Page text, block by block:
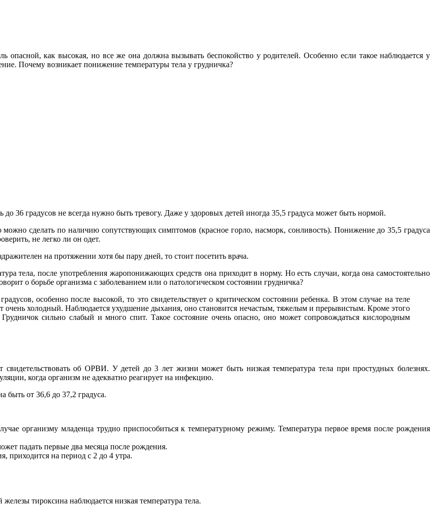
опасной, как высокая, но все же она должна вызывать беспокойство у родителей. Особенно если такое наблюдается у
Почему возникает понижение температуры тела у грудничка?
до 36 градусов не всегда нужно быть тревогу. Даже у здоровых детей иногда 35,5 градуса может быть нормой.
сделать по наличию сопутствующих симптомов (красное горло, насморк, сонливость). Понижение до 35,5 градуса
не легко ли он одет.
на протяжении хотя бы пару дней, то стоит посетить врача.
тела, после употребления жаропонижающих средств она приходит в норму. Но есть случаи, когда она самостоятельно
о борьбе организма с заболеванием или о патологическом состоянии грудничка?
особенно после высокой, то это свидетельствует о критическом состоянии ребенка. В этом случае на теле
очень холодный. Наблюдается ухудшение дыхания, оно становится нечастым, тяжелым и прерывистым. Кроме этого
сильно слабый и много спит. Такое состояние очень опасно, оно может сопровождаться кислородным
об ОРВИ. У детей до 3 лет жизни может быть низкая температура тела при простудных болезнях.
когда организм не адекватно реагирует на инфекцию.
быть от 36,6 до 37,2 градуса.
организму младенца трудно приспособиться к температурному режиму. Температура первое время после рождения
падать первые два месяца после рождения.
приходится на период с 2 до 4 утра.
тироксина наблюдается низкая температура тела.